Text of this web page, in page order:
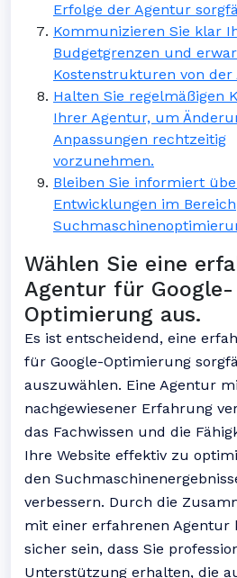
Erfolge der Agentur
Kommunizieren Sie klar
Budgetgrenzen und
Kostenstrukturen von der
Halten Sie regelmäßigen
Ihrer Agentur, um
Anpassungen rechtzeitig
vorzunehmen.
Bleiben Sie informiert
Entwicklungen im Bereich
Wählen Sie eine
Agentur für Google-
Optimierung aus.
Es ist entscheidend, eine
für Google-Optimierung
auszuwählen. Eine Agentur
nachgewiesener Erfahrung
das Fachwissen und die
Ihre Website effektiv zu
den
verbessern. Durch die
mit einer erfahrenen Agentur
sicher sein, dass Sie
Unterstützung erhalten, die